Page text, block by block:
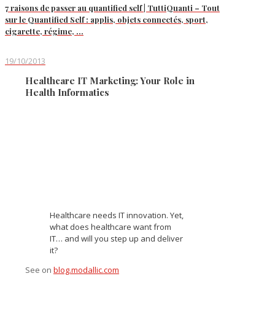
7 raisons de passer au quantified self | TuttiQuanti – Tout
sur le Quantified Self : applis, objets connectés, sport,
cigarette, régime, …
19/10/2013
Healthcare IT Marketing: Your Role in
Health Informatics
Healthcare needs IT innovation. Yet,
what does healthcare want from
IT… and will you step up and deliver
it?
See on blog.modallic.com